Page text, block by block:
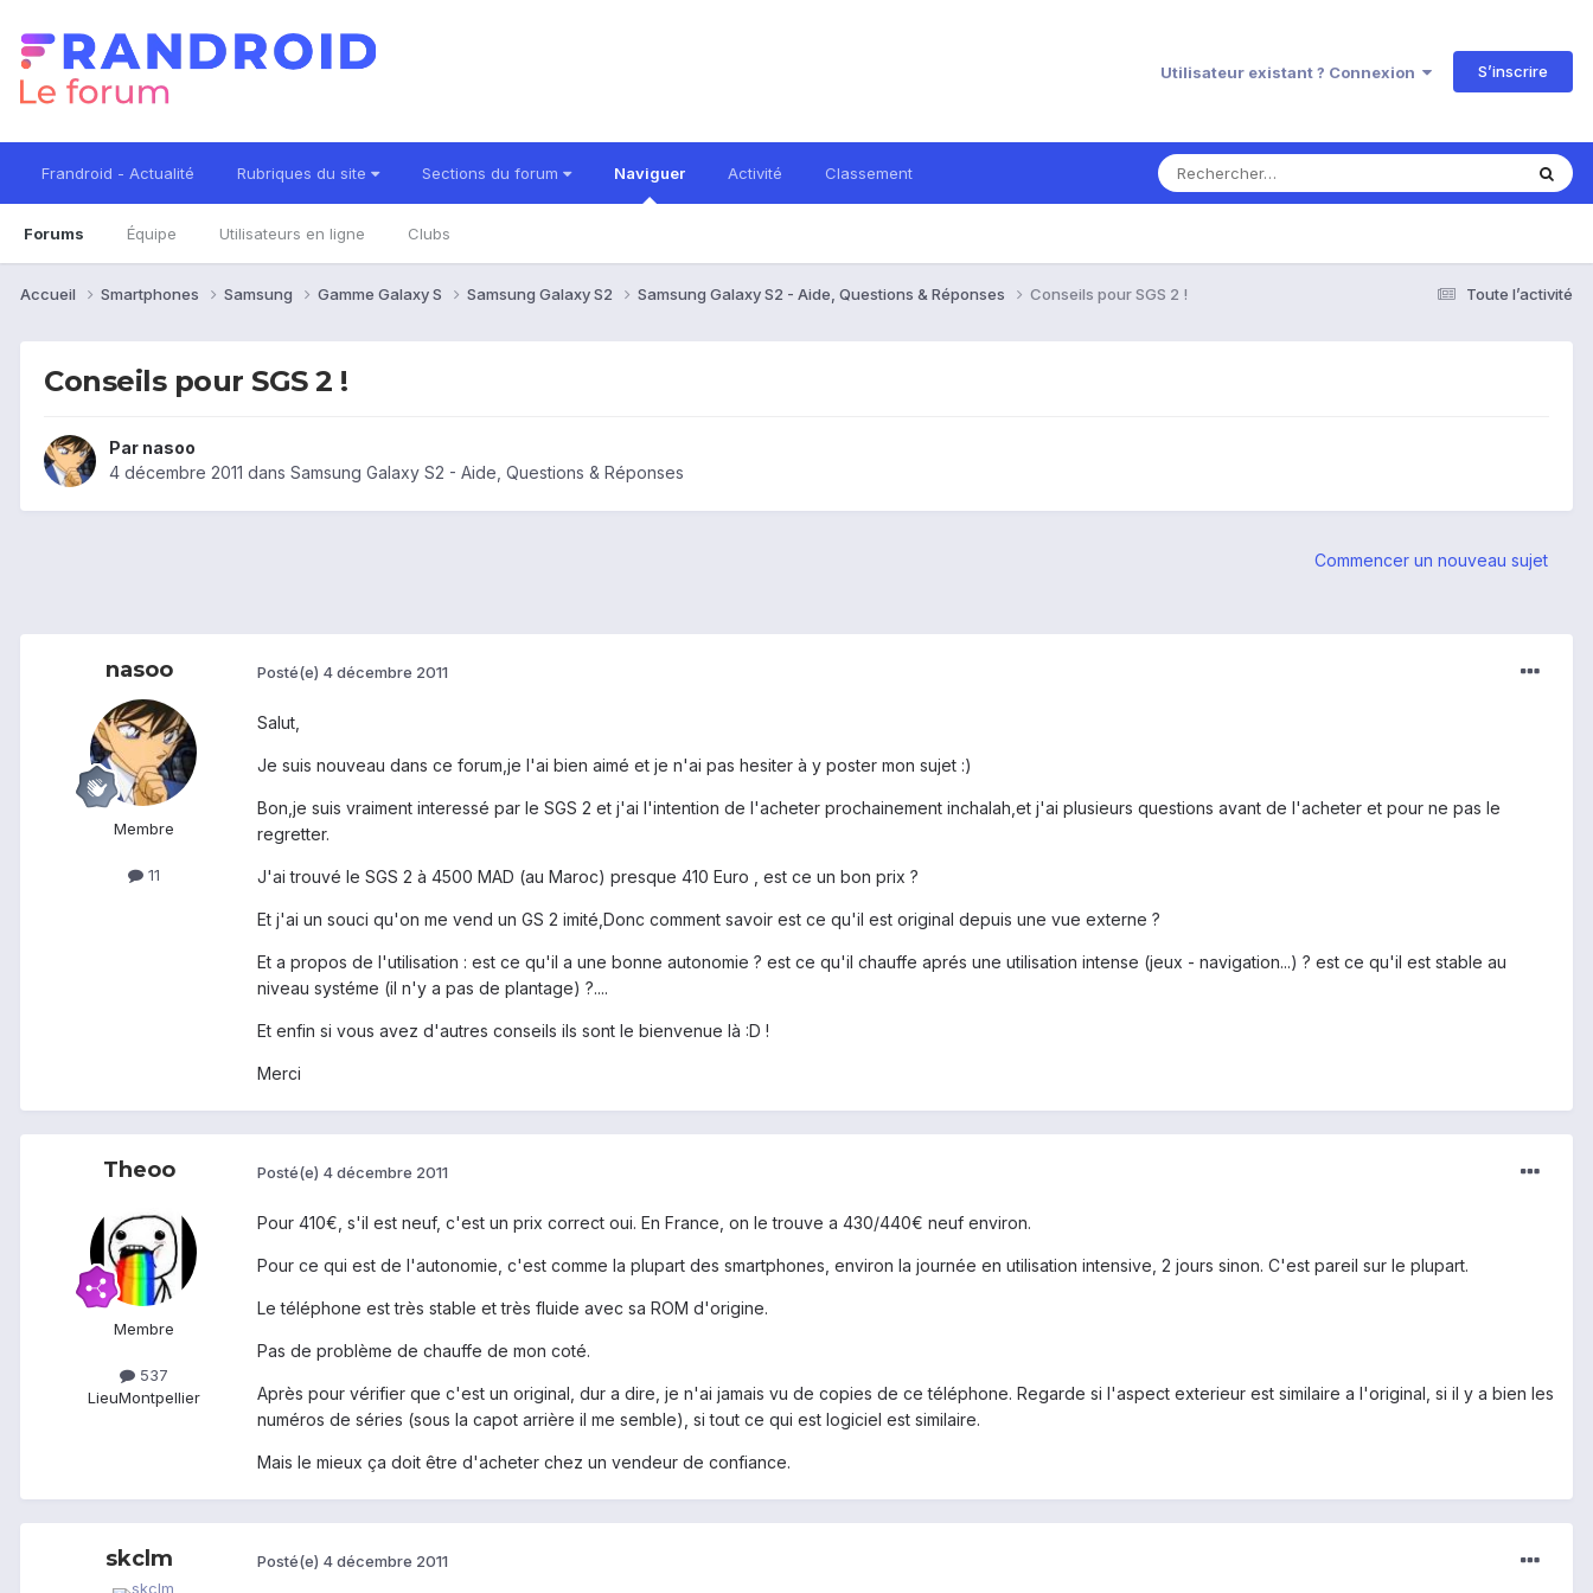
Utilisateur existant ? Connexion S’inscrire
Frandroid - Actualité Rubriques du site Sections du forum Naviguer
Forums Équipe Utilisateurs en ligne Clubs
Activité Classement
Toute l’activité
Accueil Smartphones Samsung Gamme Galaxy S Samsung Galaxy S2 Samsung Galaxy S2 - Aide, Questions & Réponses Conseils pour SGS 2 !
Conseils pour SGS 2 !
Par nasoo
4 décembre 2011 dans Samsung Galaxy S2 - Aide, Questions & Réponses
Commencer un nouveau sujet
nasoo
Membre
11
Posté(e) 4 décembre 2011
Salut,
Je suis nouveau dans ce forum,je l'ai bien aimé et je n'ai pas hesiter à y poster mon sujet :)
Bon,je suis vraiment interessé par le SGS 2 et j'ai l'intention de l'acheter prochainement inchalah,et j'ai plusieurs questions avant de l'acheter et pour ne pas le
regretter.
J'ai trouvé le SGS 2 à 4500 MAD (au Maroc) presque 410 Euro , est ce un bon prix ?
Et j'ai un souci qu'on me vend un GS 2 imité,Donc comment savoir est ce qu'il est original depuis une vue externe ?
Et a propos de l'utilisation : est ce qu'il a une bonne autonomie ? est ce qu'il chauffe aprés une utilisation intense (jeux - navigation...) ? est ce qu'il est stable au
niveau systéme (il n'y a pas de plantage) ?....
Et enfin si vous avez d'autres conseils ils sont le bienvenue là :D !
Merci
Theoo
Membre
537
LieuMontpellier
Posté(e) 4 décembre 2011
Pour 410€, s'il est neuf, c'est un prix correct oui. En France, on le trouve a 430/440€ neuf environ.
Pour ce qui est de l'autonomie, c'est comme la plupart des smartphones, environ la journée en utilisation intensive, 2 jours sinon. C'est pareil sur le plupart.
Le téléphone est très stable et très fluide avec sa ROM d'origine.
Pas de problème de chauffe de mon coté.
Après pour vérifier que c'est un original, dur a dire, je n'ai jamais vu de copies de ce téléphone. Regarde si l'aspect exterieur est similaire a l'original, si il y a bien les
numéros de séries (sous la capot arrière il me semble), si tout ce qui est logiciel est similaire.
Mais le mieux ça doit être d'acheter chez un vendeur de confiance.
skclm Posté(e) 4 décembre 2011